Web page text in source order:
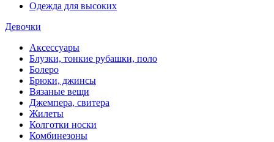
Одежда для высоких
Девочки
Аксессуары
Блузки, тонкие рубашки, поло
Болеро
Брюки, джинсы
Вязаные вещи
Джемпера, свитера
Жилеты
Колготки носки
Комбинезоны